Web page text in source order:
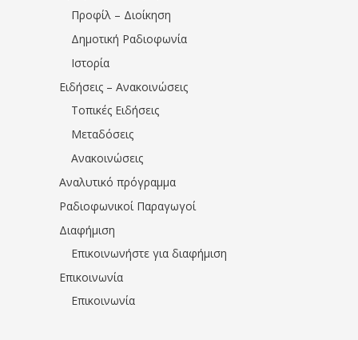
Προφίλ – Διοίκηση
Δημοτική Ραδιοφωνία
Ιστορία
Ειδήσεις – Ανακοινώσεις
Τοπικές Ειδήσεις
Μεταδόσεις
Ανακοινώσεις
Αναλυτικό πρόγραμμα
Ραδιοφωνικοί Παραγωγοί
Διαφήμιση
Επικοινωνήστε για διαφήμιση
Επικοινωνία
Επικοινωνία